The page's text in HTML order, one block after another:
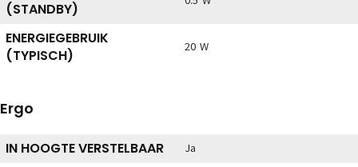
(STANDBY)
ENERGIEGEBRUIK
(TYPISCH)
20 W
Ergo
IN HOOGTE VERSTELBAAR Ja